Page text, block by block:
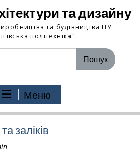
та дизайну
та будівництва НУ
політехніка"
Меню
заліків